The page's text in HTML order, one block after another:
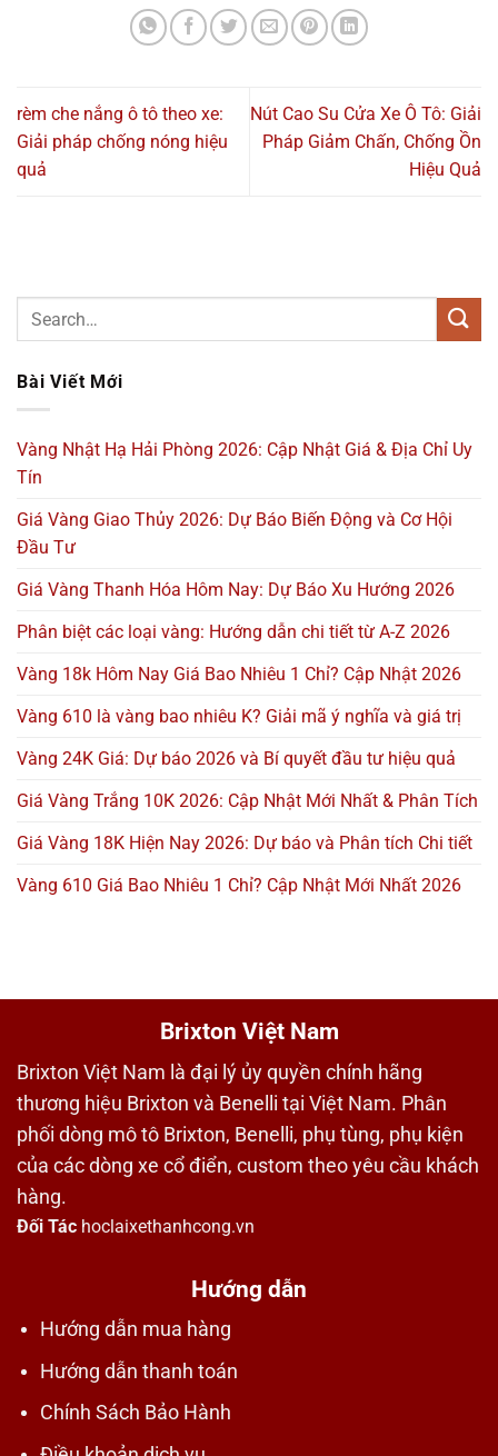
rèm che nắng ô tô theo xe:
Giải pháp chống nóng hiệu
quả
Nút Cao Su Cửa Xe Ô Tô: Giải
Pháp Giảm Chấn, Chống Ồn
Hiệu Quả
Bài Viết Mới
Vàng Nhật Hạ Hải Phòng 2026: Cập Nhật Giá & Địa Chỉ Uy
Tín
Giá Vàng Giao Thủy 2026: Dự Báo Biến Động và Cơ Hội
Đầu Tư
Giá Vàng Thanh Hóa Hôm Nay: Dự Báo Xu Hướng 2026
Phân biệt các loại vàng: Hướng dẫn chi tiết từ A-Z 2026
Vàng 18k Hôm Nay Giá Bao Nhiêu 1 Chỉ? Cập Nhật 2026
Vàng 610 là vàng bao nhiêu K? Giải mã ý nghĩa và giá trị
Vàng 24K Giá: Dự báo 2026 và Bí quyết đầu tư hiệu quả
Giá Vàng Trắng 10K 2026: Cập Nhật Mới Nhất & Phân Tích
Giá Vàng 18K Hiện Nay 2026: Dự báo và Phân tích Chi tiết
Vàng 610 Giá Bao Nhiêu 1 Chỉ? Cập Nhật Mới Nhất 2026
Brixton Việt Nam
Brixton Việt Nam là đại lý ủy quyền chính hãng
thương hiệu Brixton và Benelli tại Việt Nam. Phân
phối dòng mô tô Brixton, Benelli, phụ tùng, phụ kiện
của các dòng xe cổ điển, custom theo yêu cầu khách
hàng.
Đối Tác hoclaixethanhcong.vn
Hướng dẫn
Hướng dẫn mua hàng
Hướng dẫn thanh toán
Chính Sách Bảo Hành